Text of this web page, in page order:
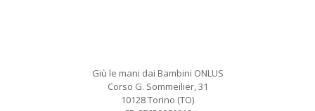
Giù le mani dai Bambini ONLUS
Corso G. Sommeilier, 31
10128 Torino (TO)